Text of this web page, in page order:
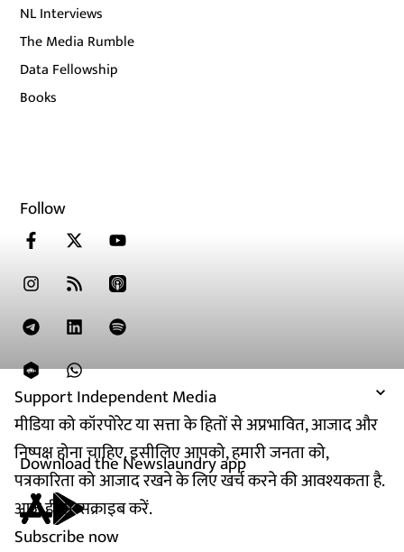
Support Independent Media
मीडिया को कॉरपोरेट या सत्ता के हितों से अप्रभावित, आजाद और
निष्पक्ष होना चाहिए. इसीलिए आपको, हमारी जनता को,
पत्रकारिता को आजाद रखने के लिए खर्च करने की आवश्यकता है.
आज ही सब्सक्राइब करें.
Subscribe now
NL Interviews
The Media Rumble
Data Fellowship
Books
Follow
Download the Newslaundry app